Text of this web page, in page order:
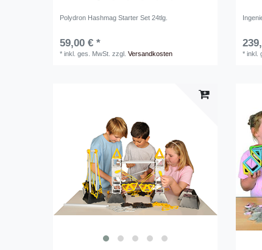
Polydron Hashmag Starter Set 24tlg.
59,00 € *
*inkl. ges. MwSt. zzgl.Versandkosten *inkl.